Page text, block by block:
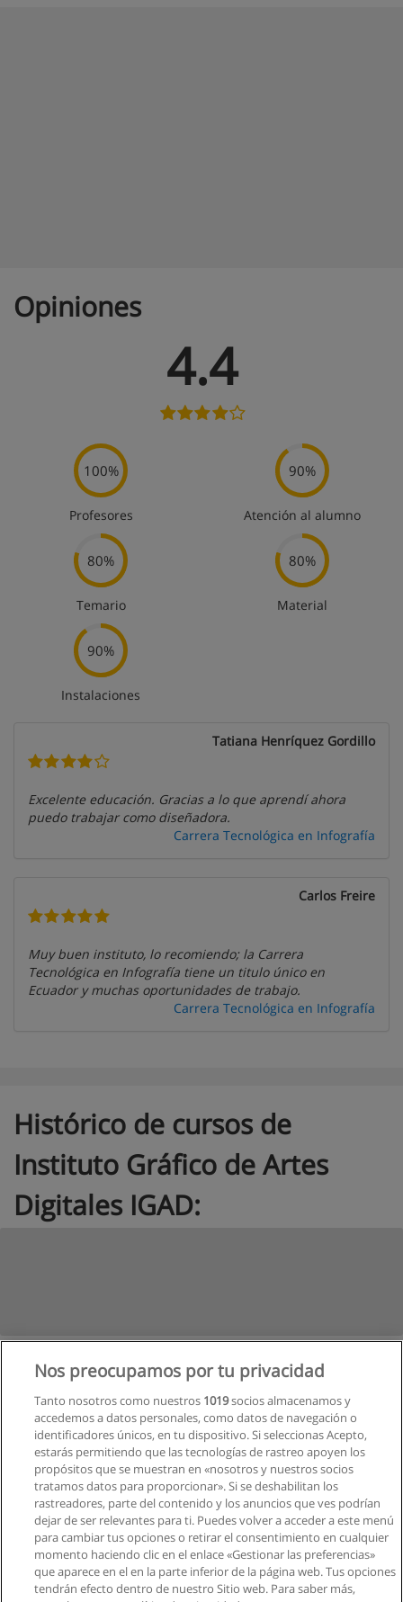
Opiniones
4.4
100%
Profesores
90%
Atención al alumno
80%
Temario
80%
Material
90%
Instalaciones
Tatiana Henríquez Gordillo
Excelente educación. Gracias a lo que aprendí ahora
puedo trabajar como diseñadora.
Carrera Tecnológica en Infografía
Carlos Freire
Muy buen instituto, lo recomiendo; la Carrera
Tecnológica en Infografía tiene un titulo único en
Ecuador y muchas oportunidades de trabajo.
Carrera Tecnológica en Infografía
Histórico de cursos de
Instituto Gráfico de Artes
Digitales IGAD:
Carrera Tecnológica en Infografía
Modalidad: Presencial
Nos preocupamos por tu privacidad
Tanto nosotros como nuestros 1019socios almacenamos y
accedemos a datos personales, como datos de navegación o
identificadores únicos, en tu dispositivo. Si seleccionas Acepto,
estarás permitiendo que las tecnologías de rastreo apoyen los
propósitos que se muestran en «nosotros y nuestros socios
tratamos datos para proporcionar». Si se deshabilitan los
rastreadores, parte del contenido y los anuncios que ves podrían
dejar de ser relevantes para ti. Puedes volver a acceder a este menú
para cambiar tus opciones o retirar el consentimiento en cualquier
momento haciendo clic en el enlace «Gestionar las preferencias»
que aparece en el en la parte inferior de la página web. Tus opciones
tendrán efecto dentro de nuestro Sitio web. Para saber más,